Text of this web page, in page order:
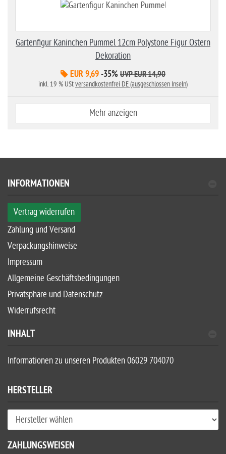
Gartenfigur Kaninchen Pummel 12cm Polystone Figur Ostern
Dekoration
EUR 9,69-35% UVP EUR 14,90
inkl. 19 % UStversandkostenfrei DE (ausgeschlossen Inseln)
Mehr anzeigen
INFORMATIONEN
Vertrag widerrufen
Zahlung und Versand
Verpackungshinweise
Impressum
Allgemeine Geschäftsbedingungen
Privatsphäre und Datenschutz
Widerrufsrecht
INHALT
Informationen zu unseren Produkten 06029 704070
HERSTELLER
ZAHLUNGSWEISEN